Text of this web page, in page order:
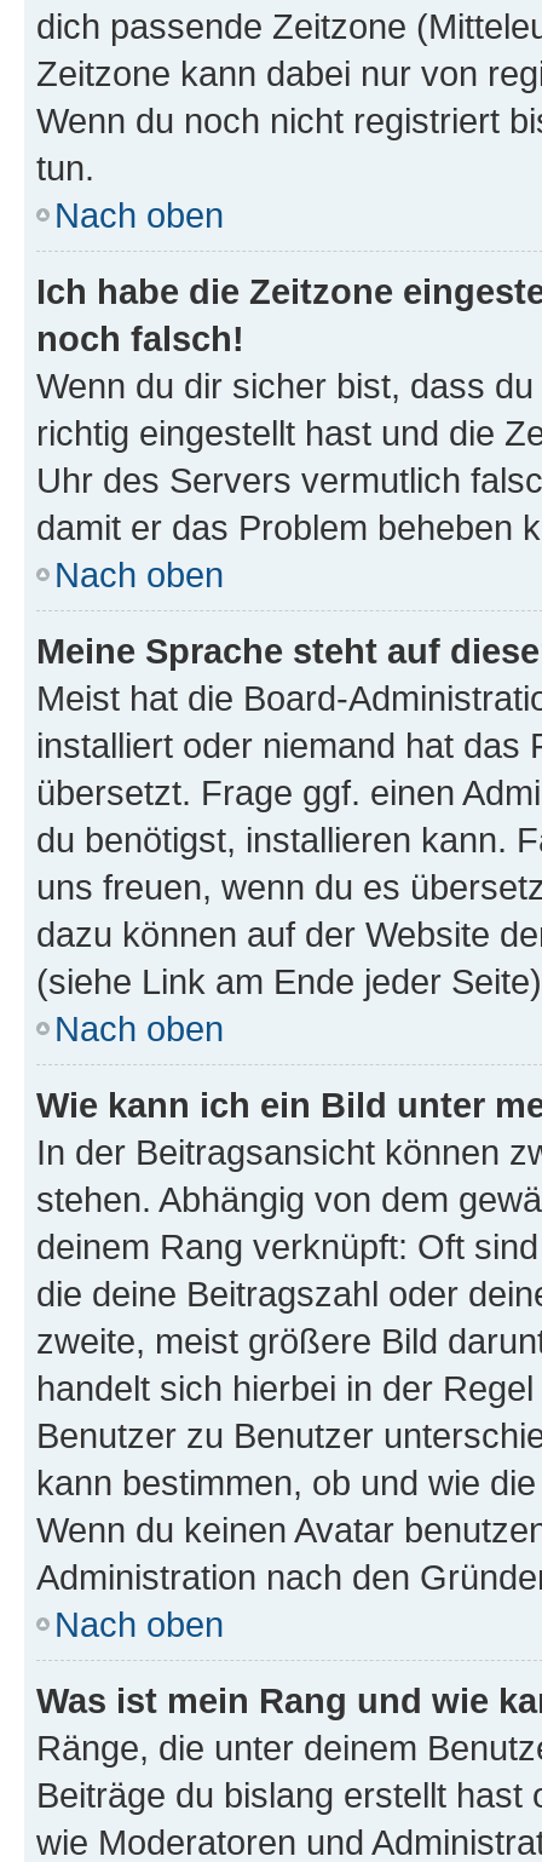
dich passende Zeitzone
Zeitzone kann dabei nur von
Wenn du noch nicht registriert
tun.
Nach oben
Ich habe die Zeitzone
noch falsch!
Wenn du dir sicher bist, dass
richtig eingestellt hast und die
Uhr des Servers vermutlich
damit er das Problem beheben
Nach oben
Meine Sprache steht auf
Meist hat die Board-
installiert oder niemand hat das
übersetzt. Frage ggf. einen
du benötigst, installieren kann.
uns freuen, wenn du es
dazu können auf der Website
(siehe Link am Ende jeder
Nach oben
Wie kann ich ein Bild unter
In der Beitragsansicht können
stehen. Abhängig von dem
deinem Rang verknüpft: Oft
die deine Beitragszahl oder
zweite, meist größere Bild
handelt sich hierbei in der
Benutzer zu Benutzer
kann bestimmen, ob und wie
Wenn du keinen Avatar
Administration nach den
Nach oben
Was ist mein Rang und wie
Ränge, die unter deinem
Beiträge du bislang erstellt
wie Moderatoren und